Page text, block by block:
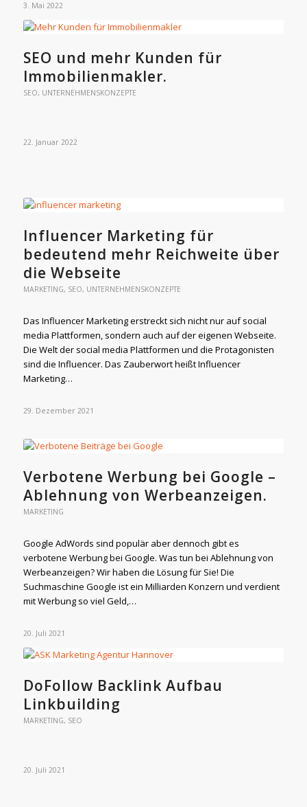
3. Mai 2022
SEO und mehr Kunden für
Immobilienmakler.
SEO, UNTERNEHMENSKONZEPTE
22. Januar 2022
Influencer Marketing für
bedeutend mehr Reichweite über
die Webseite
MARKETING, SEO, UNTERNEHMENSKONZEPTE
Das Influencer Marketing erstreckt sich nicht nur auf social
media Plattformen, sondern auch auf der eigenen Webseite.
Die Welt der social media Plattformen und die Protagonisten
sind die Influencer. Das Zauberwort heißt Influencer
Marketing…
29. Dezember 2021
Verbotene Werbung bei Google –
Ablehnung von Werbeanzeigen.
MARKETING
Google AdWords sind populär aber dennoch gibt es
verbotene Werbung bei Google. Was tun bei Ablehnung von
Werbeanzeigen? Wir haben die Lösung für Sie! Die
Suchmaschine Google ist ein Milliarden Konzern und verdient
mit Werbung so viel Geld,…
20. Juli 2021
DoFollow Backlink Aufbau
Linkbuilding
MARKETING, SEO
20. Juli 2021